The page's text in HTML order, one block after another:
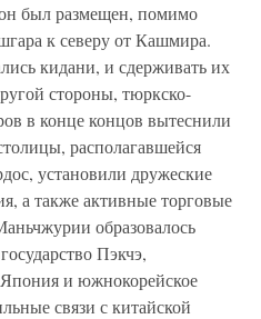
был размещен, помимо
к северу от Кашмира.
кидани, и сдерживать их
стороны, тюркско-
в конце концов вытеснили
располагавшейся
установили дружеские
а также активные торговые
образовалось
Пэкчэ,
и южнокорейское
связи с китайской